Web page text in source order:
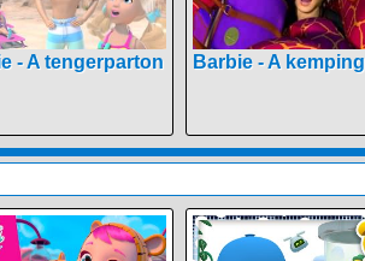
- A tengerparton Barbie - A kemping